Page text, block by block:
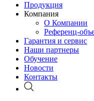
Продукция
Компания
О Компании
Референц-
Гарантия и сервис
Наши партнеры
Обучение
Новости
Контакты